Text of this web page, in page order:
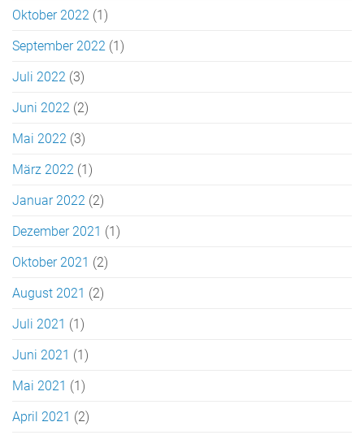
Oktober 2022 (1)
September 2022 (1)
Juli 2022 (3)
Juni 2022 (2)
Mai 2022 (3)
März 2022 (1)
Januar 2022 (2)
Dezember 2021 (1)
Oktober 2021 (2)
August 2021 (2)
Juli 2021 (1)
Juni 2021 (1)
Mai 2021 (1)
April 2021 (2)